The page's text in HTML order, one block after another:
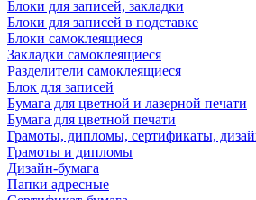
Блоки для записей, закладки
Блоки для записей в подставке
Блоки самоклеящиеся
Закладки самоклеящиеся
Разделители самоклеящиеся
Блок для записей
Бумага для цветной и лазерной печати
Бумага для цветной печати
Грамоты, дипломы, сертификаты,
Грамоты и дипломы
Дизайн-бумага
Папки адресные